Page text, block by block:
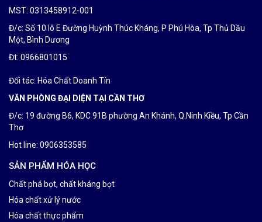
MST: 0313458912-001
Đ/c: Số 10 lô E Đường Huỳnh Thúc Kháng, P Phú Hòa, Tp Thủ Dầu
Một, Bình Dương
Đt: 0966801015
Đối tác: Hóa Chất Doanh Tín
VĂN PHÒNG ĐẠI DIỆN TẠI CẦN THƠ
Đ/c: 19 đường B6, KDC 91B phường An Khánh, Q.Ninh Kiều, Tp Cần
Thơ
Hot line: 0906353585
SẢN PHẨM HÓA HỌC
Chất phá bọt, chất kháng bọt
Hóa chất xử lý nước
Hóa chất thực phẩm